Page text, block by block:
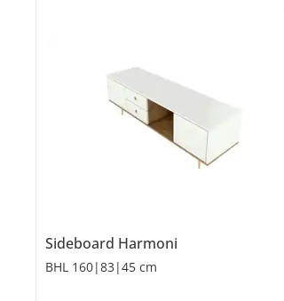
Sideboard Harmoni
BHL 160|83|45 cm